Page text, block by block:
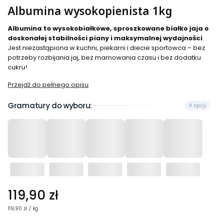
Albumina wysokopienista 1kg
Albumina to wysokobiałkowe, sproszkowane białko jaja o
doskonałej stabilności piany i maksymalnej wydajności.
Jest niezastąpiona w kuchni, piekarni i diecie sportowca – bez
potrzeby rozbijania jaj, bez marnowania czasu i bez dodatku
cukru!
Przejdź do pełnego opisu
Gramatury do wyboru: 4 opcji
Cena
119,90 zł
119,90 zł / kg